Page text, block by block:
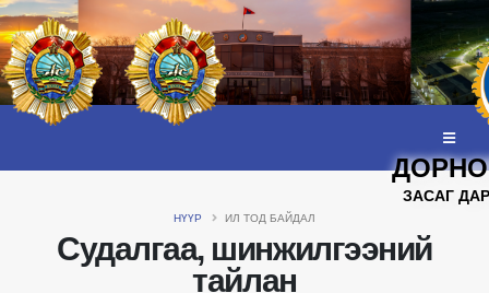
ЗАСАГ
НҮҮР ИЛ ТОД БАЙДАЛ
Судалгаа, шинжилгээний
тайлан